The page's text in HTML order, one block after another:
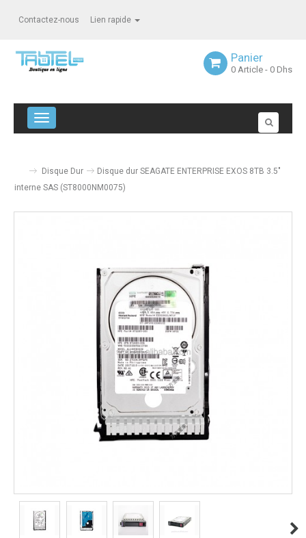
Contactez-nous Lien rapide
Panier
0 Article - 0 Dhs
Navigation bascule
Disque Dur
Disque dur SEAGATE ENTERPRISE EXOS 8TB 3.5"
interne SAS (ST8000NM0075)